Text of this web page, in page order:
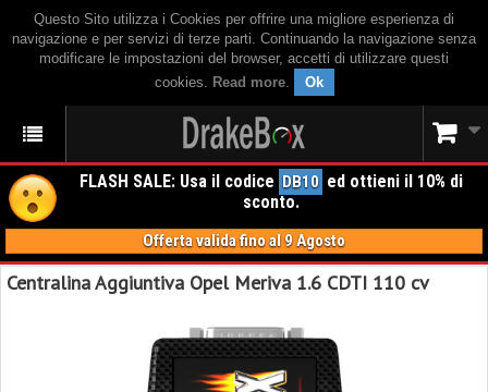
Questo Sito utilizza i Cookies per offrire una migliore esperienza di
navigazione e per servizi di terze parti. Continuando la navigazione senza
modificare le impostazioni del browser, accetti di utilizzare questi
cookies. Read more. Ok
FLASH SALE: Usa il codice DB10 ed ottieni il 10% di
sconto.
Offerta valida fino al 9 Agosto
Centralina Aggiuntiva Opel Meriva 1.6 CDTI 110 cv